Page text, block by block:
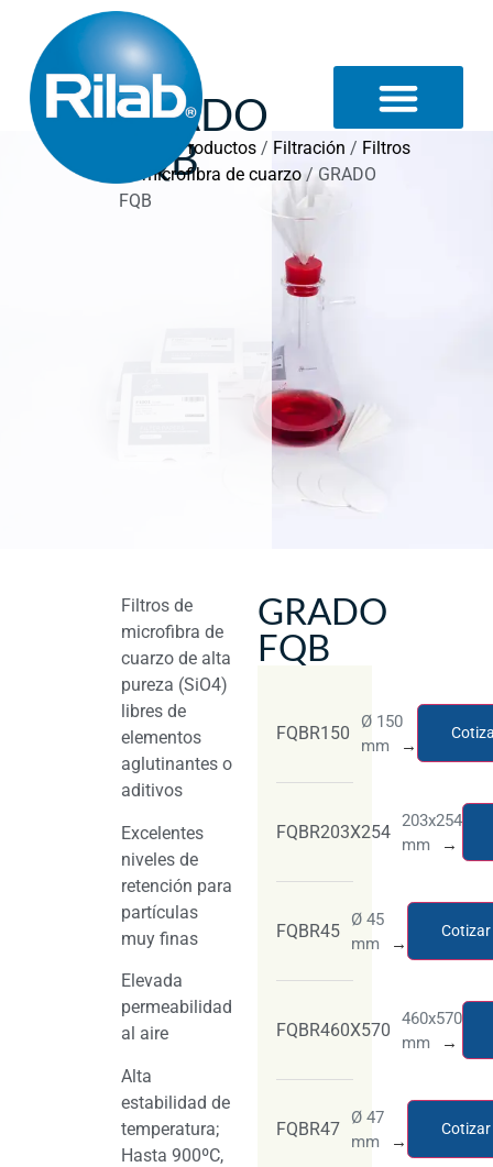
Productos / Filtración / Filtros
de microfibra de cuarzo / GRADO
FQB
GRADO
FQB
Filtros de
microfibra de
cuarzo de alta
pureza (SiO4)
libres de
elementos
aglutinantes o
aditivos
Excelentes
niveles de
retención para
partículas
muy finas
Elevada
permeabilidad
al aire
Alta
estabilidad de
temperatura;
Hasta 900ºC,
GRADO
FQB
FQBR150
Ø 150
mm
→
FQBR203X254
203x254
mm
→
FQBR45
Ø 45
mm
→
FQBR460X570
460x570
mm
→
FQBR47
Ø 47
mm
→